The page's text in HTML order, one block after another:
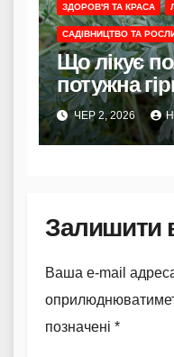
ЗДОРОВ'Я ТА КРАСА
САДІВНИЦТВО ТА
Що лікує
потужна
організму
сил
ЧЕР 2, 2026
Залишити
Ваша e-mail
позначені *